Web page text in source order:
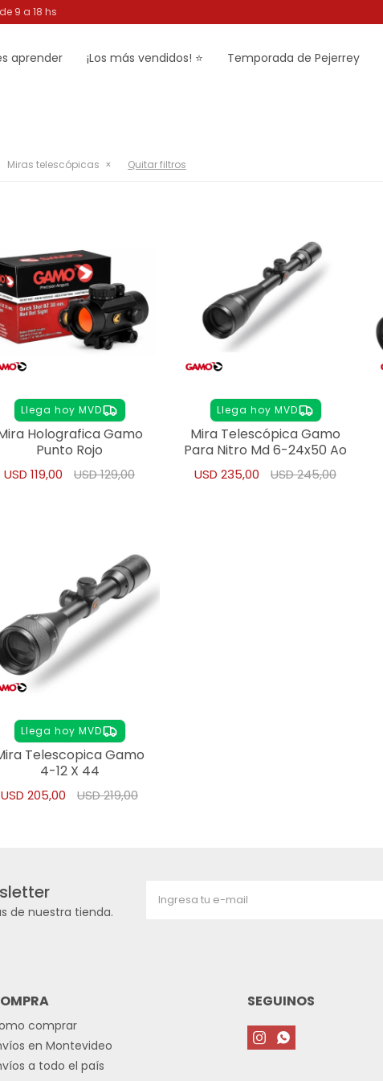
aprender ¡Los más vendidos! ⭐ Temporada de Pejerrey
9 a 18 hs
Miras telescópicas Quitar filtros
Llega hoy MVD
Holografica Gamo
Punto Rojo
USD 119,00 USD129,00
Llega hoy MVD
Mira Telescópica Gamo
Para Nitro Md 6-24x50 Ao
USD 235,00 USD245,00
Llega hoy MVD
Telescopica Gamo
4-12 X 44
USD 205,00 USD219,00
de nuestra tienda.
comprar
en Montevideo
a todo el país
SEGUINOS
 